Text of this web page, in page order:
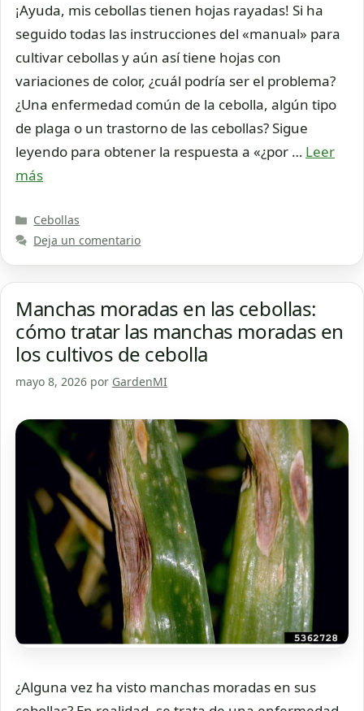
¡Ayuda, mis cebollas tienen hojas rayadas! Si ha
seguido todas las instrucciones del «manual» para
cultivar cebollas y aún así tiene hojas con
variaciones de color, ¿cuál podría ser el problema?
¿Una enfermedad común de la cebolla, algún tipo
de plaga o un trastorno de las cebollas? Sigue
leyendo para obtener la respuesta a «¿por … Leer
más
Categorías
Cebollas
Deja un comentario
Manchas moradas en las cebollas:
cómo tratar las manchas moradas en
los cultivos de cebolla
mayo 8, 2026 por GardenMI
¿Alguna vez ha visto manchas moradas en sus